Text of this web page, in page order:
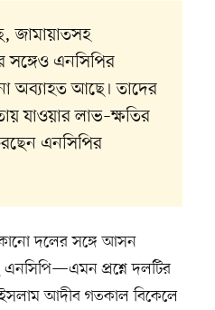
জামায়াতসহ
এনসিপির
অব্যাহত আছে। তাদের
যাওয়ার লাভ–ক্ষতির
এনসিপির
দলের সঙ্গে আসন
প্রশ্নে দলটির
আদীব গতকাল বিকেলে